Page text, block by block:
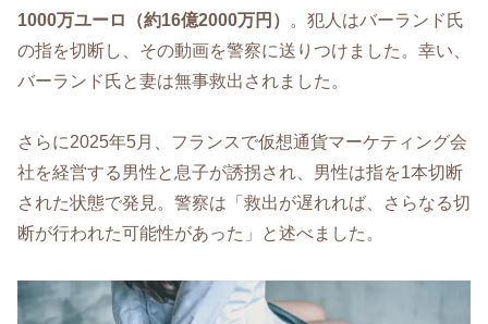
1000万ユーロ（約16億2000万円）
。犯人はバーランド氏
の指を切断し、その動画を警察に送りつけました。幸い、
バーランド氏と妻は無事救出されました。
さらに2025年5月、フランスで仮想通貨マーケティング会
社を経営する男性と息子が誘拐され、男性は指を1本切断
された状態で発見。警察は「救出が遅れれば、さらなる切
断が行われた可能性があった」と述べました。